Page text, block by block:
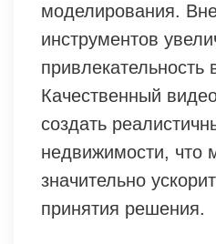
моделирования.
инструментов
привлекательность
Качественный
создать
недвижимости, что
значительно
принятия решения.